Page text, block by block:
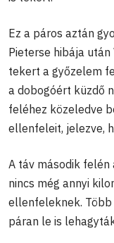
Ez a páros aztán
Pieterse hibája
tekert a győzelem
a dobogóért küzdő
feléhez közeledve
ellenfeleit, jelezve,
A táv második felén
nincs még annyi
ellenfeleknek.
páran le is